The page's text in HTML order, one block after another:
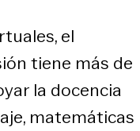
el
tiene más de
la docencia
matemáticas